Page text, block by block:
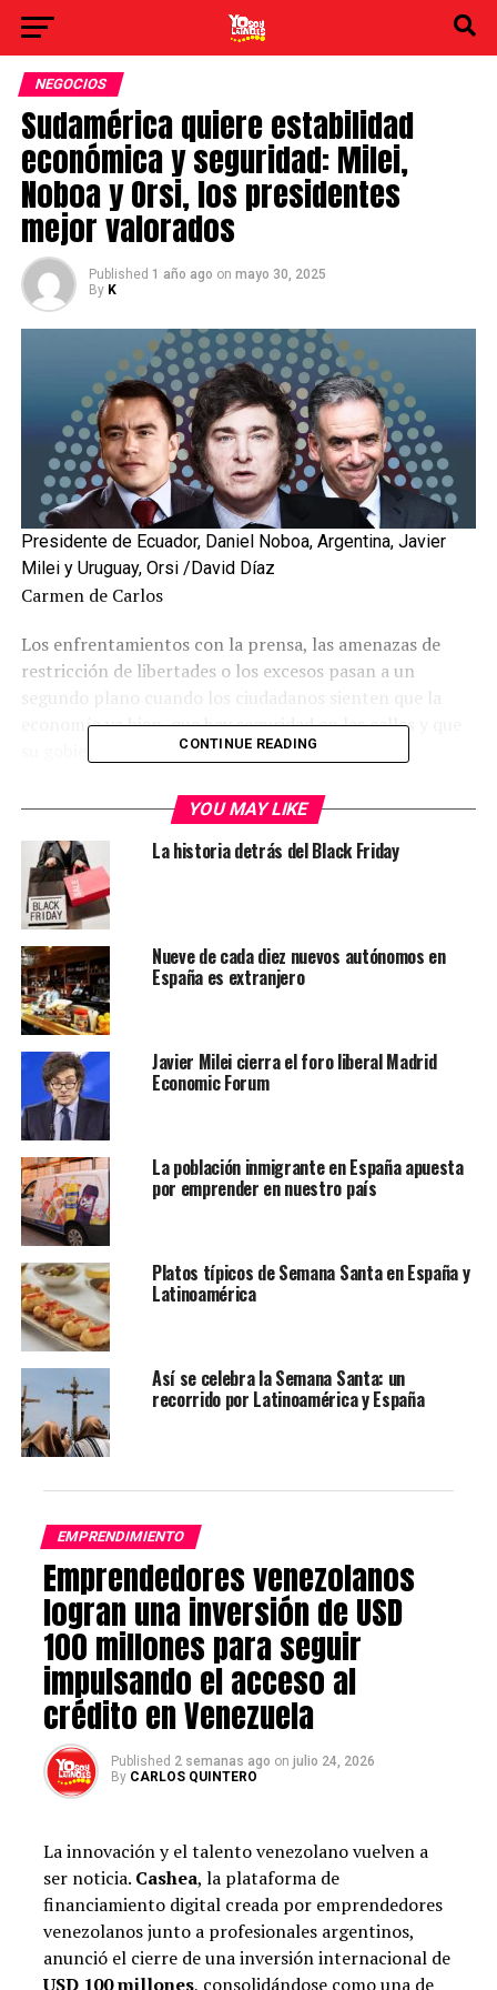
NEGOCIOS
Sudamérica quiere estabilidad
económica y seguridad: Milei,
Noboa y Orsi, los presidentes
mejor valorados
Published 1 año ago on mayo 30, 2025
By K
Presidente de Ecuador, Daniel Noboa, Argentina, Javier
Milei y Uruguay, Orsi /David Díaz
Carmen de Carlos
Los enfrentamientos con la prensa, las amenazas de
restricción de libertades o los excesos pasan a un
segundo plano cuando los ciudadanos sienten que la
economía va bien, que hay seguridad en las calles y que
su gobierno les garantiza un futuro.
Si estuvieran en campaña o hubiera unas elecciones en
puertas, todos sabrían lo que de verdad le importa a la
gente. En los diez países de Sudamérica donde el
español es la lengua oficial, lo tienen bastante claro:
economía y seguridad. Los gobernantes que saben dar
respuesta a estas dos preocupaciones son los mejor
valorados.
Le puede interesar:
Iberoamericana junto al Rey Felipe VI – Yo Soy
Latino
Los enfrentamientos con los medios de comunicación,
las amenazas de restricción de libertades, los excesos o
la corrupción pasan a a un segundo plano en la
población cuando los ciudadanos sienten que la
economía va bien, que hay seguridad en las calles y que
su gobierno les garantiza una futuro, al menos
inmediato, sostenible.
Los presidentes de Sudamérica que mejor responden a
estas demandas son el de Ecuador, Daniel Noboa y el
argentino, Javier Milei. En un tercer plano se encuentra
Yamandú Orsí, sucesor de Luis Lacalle Pou en Uruguay,
un país históricamente sin sobresaltos, tanto si
gobierna la izquierda del Frente Amplio como si lo
posicionarse rápidamente entre los mejor valorados de
la región.
El primero de la lista de dirigentes que logra tener
razonablemente contento a su pueblo lo encabeza, sin
discusión, Daniel Noboa. El reelecto presidente de
Ecuador venció en la segunda vuelta a la correista Luisa
González que sigue sin reconocer su derrota. Mal
perdedora le costará encajar que su adversario encabece
el ranking de aprobación ciudadana en Sudamérica con
un 52,1 % de imagen positiva, según un informe de la
orden preferencias Javier Milei, con un 49 %, y Yamandú
Orsi, con un 48,8 %.
Contenidos de la entrada
CONTINUE READING
YOU MAY LIKE
La historia detrás del Black Friday
Nueve de cada diez nuevos autónomos en
España es extranjero
Javier Milei cierra el foro liberal Madrid
Economic Forum
La población inmigrante en España apuesta
por emprender en nuestro país
Platos típicos de Semana Santa en España y
Latinoamérica
Así se celebra la Semana Santa: un
recorrido por Latinoamérica y España
EMPRENDIMIENTO
Emprendedores venezolanos
logran una inversión de USD
100 millones para seguir
impulsando el acceso al
crédito en Venezuela
Published 2 semanas ago on julio 24, 2026
By CARLOS QUINTERO
La innovación y el talento venezolano vuelven a
ser noticia. Cashea, la plataforma de
financiamiento digital creada por emprendedores
venezolanos junto a profesionales argentinos,
anunció el cierre de una inversión internacional de
USD 100 millones, consolidándose como una de